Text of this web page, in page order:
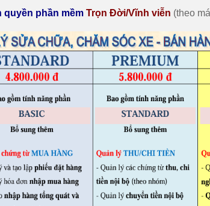
quyền phần mềmTrọn Đời/Vĩnh viễn (theo